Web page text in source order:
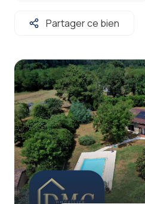
locations
estimation
nos
prestations
contact
Partager ce bien